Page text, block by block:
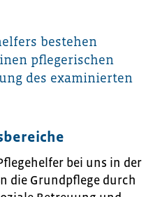
bestehen
pflegerischen
des examinierten
bei uns in der
die Grundpflege durch